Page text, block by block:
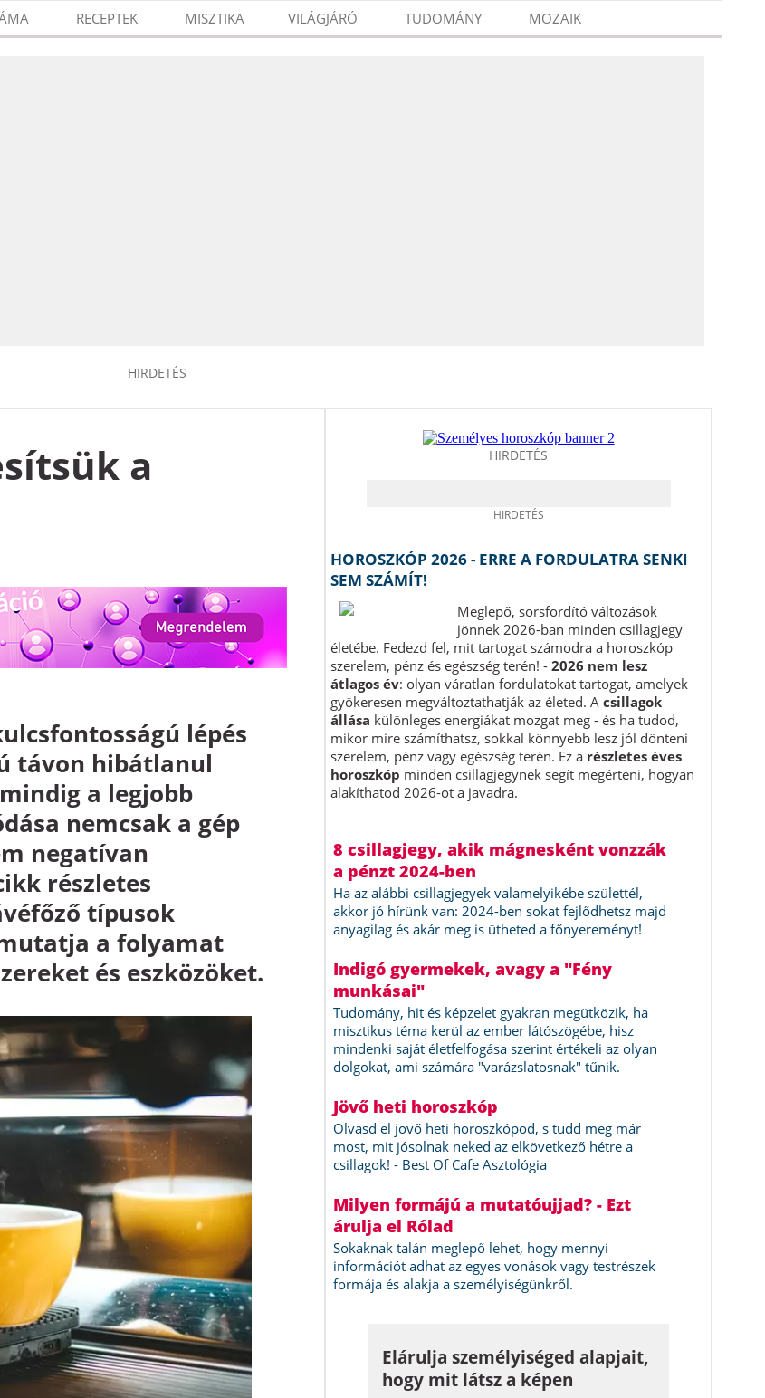
RECEPTEK MISZTIKA VILÁGJÁRÓ TUDOMÁNY MOZAIK
HIRDETÉS
a
lépés
távon hibátlanul
a legjobb
nemcsak a gép
negatívan
részletes
típusok
a folyamat
és eszközöket.